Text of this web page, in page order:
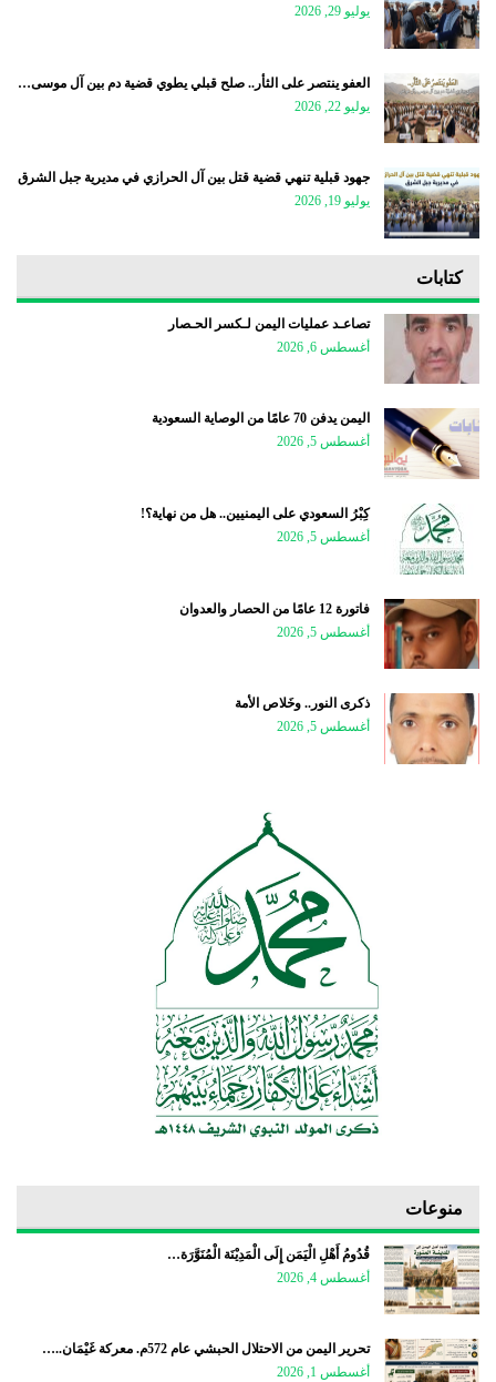
يوليو 29, 2026
العفو ينتصر على الثأر.. صلح قبلي يطوي قضية دم بين آل موسى…
يوليو 22, 2026
جهود قبلية تنهي قضية قتل بين آل الحرازي في مديرية جبل الشرق
يوليو 19, 2026
كتابات
تصاعـد عمليات اليمن لـكسر الحـصار
أغسطس 6, 2026
اليمن يدفن 70 عامًا من الوصاية السعودية
أغسطس 5, 2026
كِبْرُ السعودي على اليمنيين.. هل من نهاية؟!
أغسطس 5, 2026
فاتورة 12 عامًا من الحصار والعدوان
أغسطس 5, 2026
ذكرى النور.. وخَلاص الأمة
أغسطس 5, 2026
منوعات
قُدُومُ أَهْلِ الْيَمَن إِلَى الْمَدِيْنَة الْمُنَوَّرَة…
أغسطس 4, 2026
تحرير اليمن من الاحتلال الحبشي عام 572م. معركة غَيْمَان..…
أغسطس 1, 2026